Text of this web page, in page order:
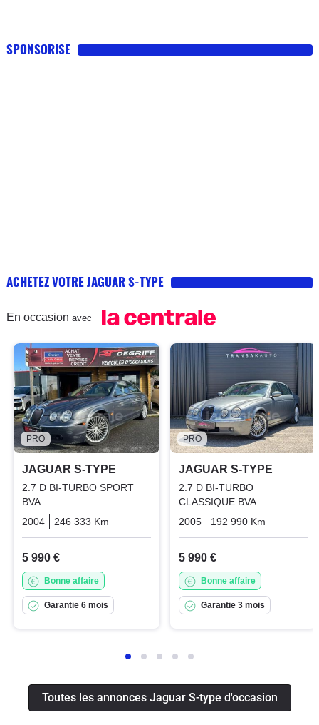
SPONSORISE
ACHETEZ VOTRE JAGUAR S-TYPE
En occasion avec
PRO
JAGUAR S-TYPE
2.7 D BI-TURBO SPORT
BVA
2004
246 333 Km Diesel
5 990 €
Bonne affaire
Garantie 6 mois
PRO
JAGUAR S-TYPE
2.7 D BI-TURBO
CLASSIQUE BVA
2005
192 990 Km
5 990 €
Bonne affaire
Garantie 3 mois
Toutes les annonces Jaguar S-type d'occasion